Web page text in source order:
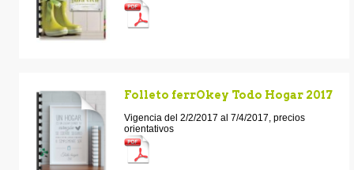
Folleto ferrOkey Todo Hogar 2017
Vigencia del 2/2/2017 al 7/4/2017, precios
orientativos